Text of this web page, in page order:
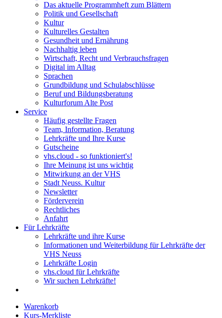
Das aktuelle Programmheft zum Blättern
Politik und Gesellschaft
Kultur
Kulturelles Gestalten
Gesundheit und Ernährung
Nachhaltig leben
Wirtschaft, Recht und Verbrauchsfragen
Digital im Alltag
Sprachen
Grundbildung und Schulabschlüsse
Beruf und Bildungsberatung
Kulturforum Alte Post
Service
Häufig gestellte Fragen
Team, Information, Beratung
Lehrkräfte und Ihre Kurse
Gutscheine
vhs.cloud - so funktioniert's!
Ihre Meinung ist uns wichtig
Mitwirkung an der VHS
Stadt Neuss. Kultur
Newsletter
Förderverein
Rechtliches
Anfahrt
Für Lehrkräfte
Lehrkräfte und ihre Kurse
Informationen und Weiterbildung für Lehrkräfte der
VHS Neuss
Lehrkräfte Login
vhs.cloud für Lehrkräfte
Wir suchen Lehrkräfte!
Warenkorb
Kurs-Merkliste